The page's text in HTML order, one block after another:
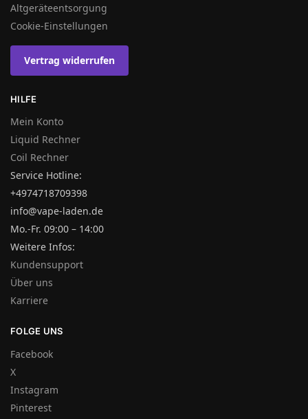
Altgeräteentsorgung
Cookie-Einstellungen
Vertrag widerrufen
HILFE
Mein Konto
Liquid Rechner
Coil Rechner
Service Hotline:
+4974718709398
info@vape-laden.de
Mo.-Fr. 09:00 – 14:00
Weitere Infos:
Kundensupport
Über uns
Karriere
FOLGE UNS
Facebook
X
Instagram
Pinterest